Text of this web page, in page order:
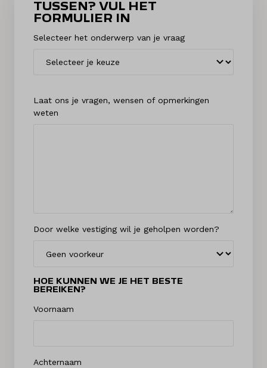
TUSSEN? VUL HET
FORMULIER IN
Selecteer het onderwerp van je vraag
Laat ons je vragen, wensen of opmerkingen
weten
Door welke vestiging wil je geholpen worden?
HOE KUNNEN WE JE HET BESTE
BEREIKEN?
Voornaam
Achternaam